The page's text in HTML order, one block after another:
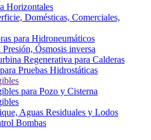
Horizontales
Domésticas, Comerciales,
para Hidroneumáticos
Ósmosis inversa
Regenerativa para Calderas
Pruebas Hidrostáticas
para Pozo y Cisterna
Aguas Residuales y Lodos
Bombas